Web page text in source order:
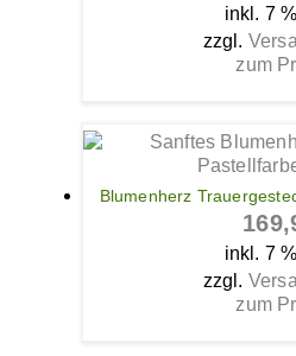
inkl. 7
zzgl.
zum
Blumenherz
inkl. 7
zzgl.
zum